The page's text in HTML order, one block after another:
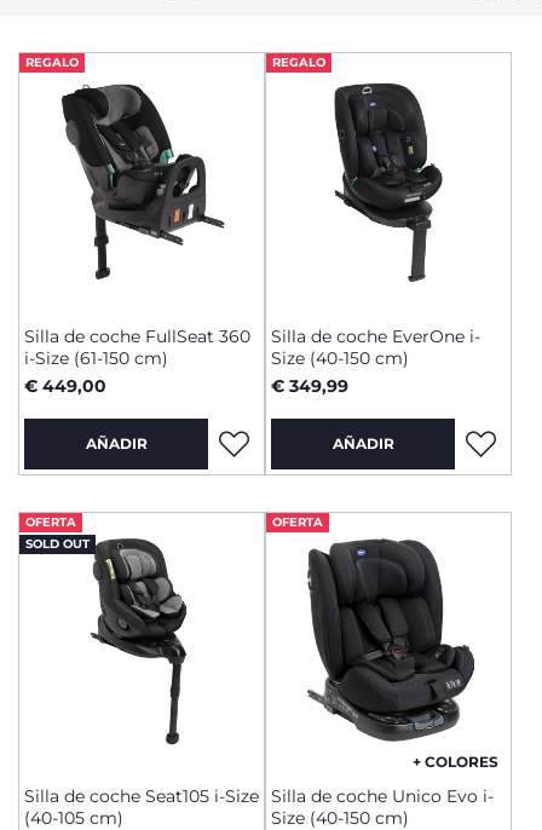
REGALO
Silla de coche FullSeat 360
i-Size (61-150 cm)
€ 449,00
AÑADIR
REGALO
Silla de coche EverOne i-
Size (40-150 cm)
€ 349,99
AÑADIR
OFERTA
SOLD OUT
Silla de coche Seat105 i-Size
(40-105 cm)
OFERTA
+ COLORES
Silla de coche Unico Evo i-
Size (40-150 cm)